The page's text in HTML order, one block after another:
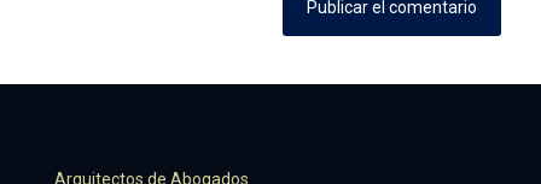
Arquitectos de Abogados